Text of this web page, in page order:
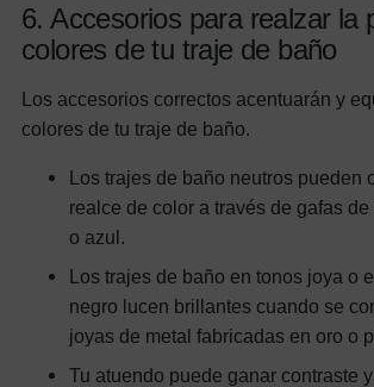
6. Accesorios para realzar la
colores de tu traje de baño
Los accesorios correctos acentuarán y
colores de tu traje de baño.
Los trajes de baño neutros pueden
realce de color a través de gafas
o azul.
Los trajes de baño en tonos joya o
negro lucen brillantes cuando se
joyas de metal fabricadas en oro o
Tu atuendo puede ganar contraste